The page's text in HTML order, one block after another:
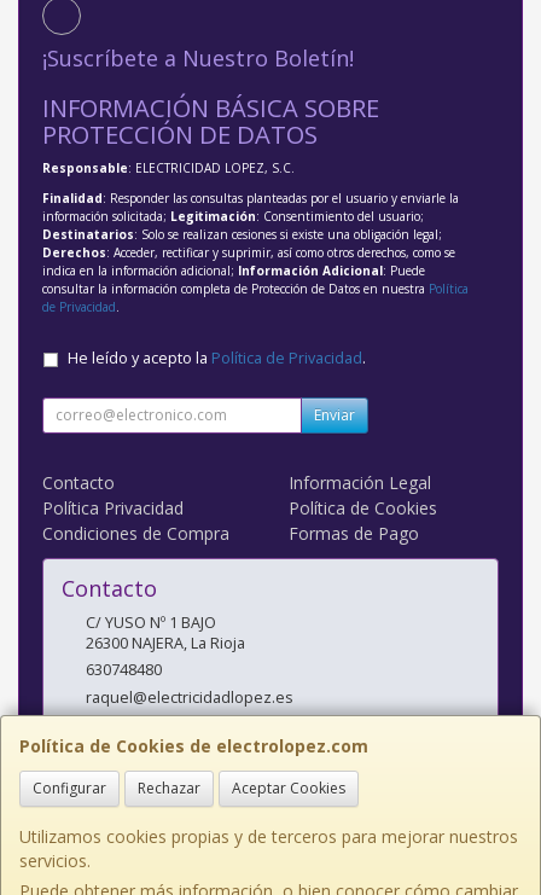
Política de Cookies de electrolopez.com
Configurar Rechazar Aceptar Cookies
Utilizamos cookies propias y de terceros para mejorar nuestros
servicios.
¡Suscríbete a Nuestro Boletín!
INFORMACIÓN BÁSICA SOBRE
PROTECCIÓN DE DATOS
Responsable: ELECTRICIDAD LOPEZ, S.C.
Finalidad: Responder las consultas planteadas por el usuario y enviarle la
información solicitada; Legitimación: Consentimiento del usuario;
Destinatarios: Solo se realizan cesiones si existe una obligación legal;
Derechos: Acceder, rectificar y suprimir, así como otros derechos, como se
indica en la información adicional; Información Adicional: Puede
consultar la información completa de Protección de Datos en nuestra Política
de Privacidad
He leído y acepto la Política de Privacidad.
Enviar
Contacto
Información Legal
Política Privacidad
Política de Cookies
Condiciones de Compra
Formas de Pago
Contacto
C/ YUSO Nº 1 BAJO
26300NAJERA,La Rioja
630748480
raquel@electricidadlopez.es
Horario
LUNES A VIERNES DE 10:00 A 14:00 H Y DE 17:00 H A 20:00 H